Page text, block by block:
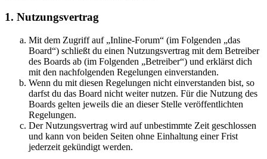
1. Nutzungsvertrag
Mit dem Zugriff auf „Inline-Forum“ (im Folgenden „das
Board“) schließt du einen Nutzungsvertrag mit dem Betreiber
des Boards ab (im Folgenden „Betreiber“) und erklärst dich
mit den nachfolgenden Regelungen einverstanden.
Wenn du mit diesen Regelungen nicht einverstanden bist, so
darfst du das Board nicht weiter nutzen. Für die Nutzung des
Boards gelten jeweils die an dieser Stelle veröffentlichten
Regelungen.
Der Nutzungsvertrag wird auf unbestimmte Zeit geschlossen
und kann von beiden Seiten ohne Einhaltung einer Frist
jederzeit gekündigt werden.